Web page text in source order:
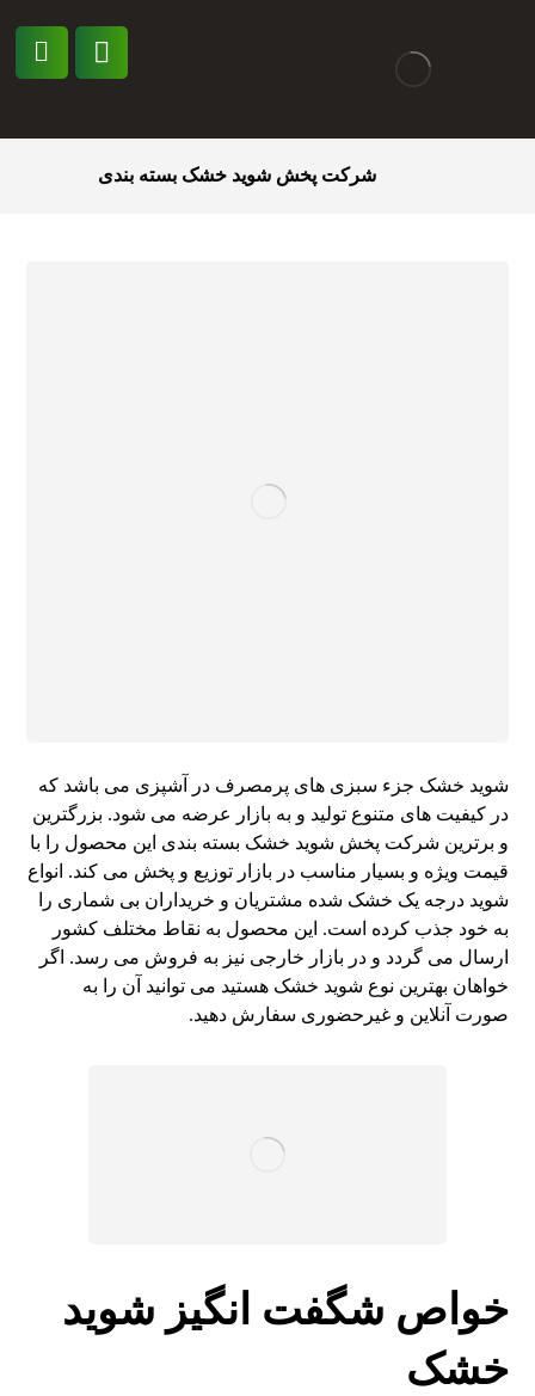
شرکت پخش شوید خشک بسته بندی
شوید خشک جزء سبزی های پرمصرف در آشپزی می باشد که
در کیفیت های متنوع تولید و به بازار عرضه می شود. بزرگترین
و برترین شرکت پخش شوید خشک بسته بندی این محصول را با
قیمت ویژه و بسیار مناسب در بازار توزیع و پخش می کند. انواع
شوید درجه یک خشک شده مشتریان و خریداران بی شماری را
به خود جذب کرده است. این محصول به نقاط مختلف کشور
ارسال می گردد و در بازار خارجی نیز به فروش می رسد. اگر
خواهان بهترین نوع شوید خشک هستید می توانید آن را به
صورت آنلاین و غیرحضوری سفارش دهید.
خواص شگفت انگیز شوید
خشک